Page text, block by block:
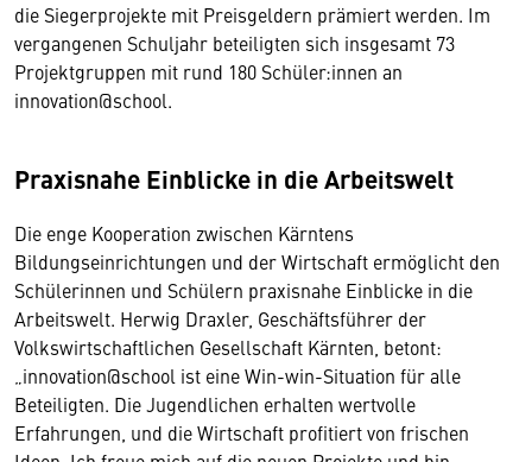
die Siegerprojekte mit Preisgeldern prämiert werden. Im
vergangenen Schuljahr beteiligten sich insgesamt 73
Projektgruppen mit rund 180 Schüler:innen an
innovation@school.
Praxisnahe Einblicke in die Arbeitswelt
Die enge Kooperation zwischen Kärntens
Bildungseinrichtungen und der Wirtschaft ermöglicht den
Schülerinnen und Schülern praxisnahe Einblicke in die
Arbeitswelt. Herwig Draxler, Geschäftsführer der
Volkswirtschaftlichen Gesellschaft Kärnten, betont:
„innovation@school ist eine Win-win-Situation für alle
Beteiligten. Die Jugendlichen erhalten wertvolle
Erfahrungen, und die Wirtschaft profitiert von frischen